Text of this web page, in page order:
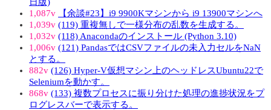
1,087v
【余談#23】i9 9900Kマシンから i9 13900マシンへ
1,039v (119) 重複無しで一様分布の乱数を生成する。
1,032v (118) Anacondaのインストール (Python 3.10)
1,006v (121) PandasではCSVファイルの未入力セルをNaN
とする。
882v (126) Hyper-V仮想マシン上のヘッドレスUbuntu22で
Seleniumを動かす。
868v (133) 複数プロセスに振り分けた処理の進捗状況をプ
ログレスバーで表示する。